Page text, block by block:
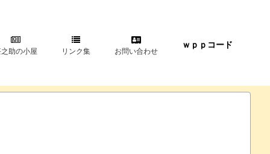
助の小屋 リンク集 お問い合わせ
ｗｐｐコード